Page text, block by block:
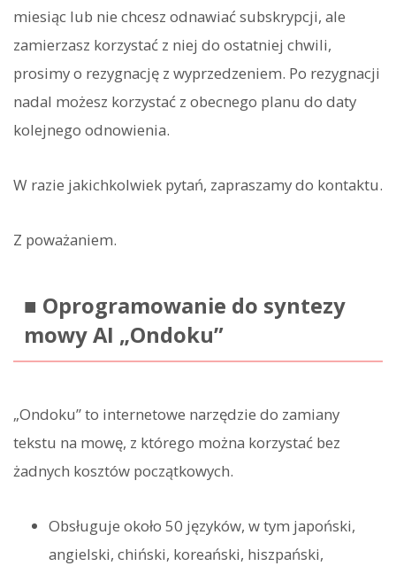
miesiąc lub nie chcesz odnawiać subskrypcji, ale
zamierzasz korzystać z niej do ostatniej chwili,
prosimy o rezygnację z wyprzedzeniem. Po rezygnacji
nadal możesz korzystać z obecnego planu do daty
kolejnego odnowienia.
W razie jakichkolwiek pytań, zapraszamy do kontaktu.
Z poważaniem.
■ Oprogramowanie do syntezy
mowy AI „Ondoku”
„Ondoku” to internetowe narzędzie do zamiany
tekstu na mowę, z którego można korzystać bez
żadnych kosztów początkowych.
Obsługuje około 50 języków, w tym japoński,
angielski, chiński, koreański, hiszpański,